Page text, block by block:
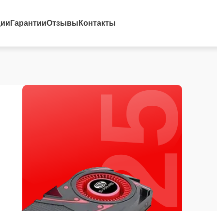
ГарантииОтзывы Контакты
25%